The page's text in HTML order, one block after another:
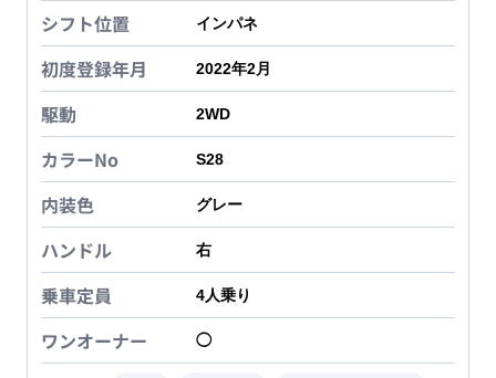
シフト位置 インパネ
初度登録年月 2022年2月
駆動 2WD
カラーNo S28
内装色 グレー
ハンドル 右
乗車定員 4人乗り
ワンオーナー ◯